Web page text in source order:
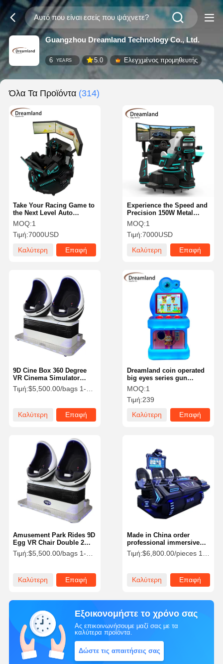
Guangzhou Dreamland Technology Co., Ltd.
6 YEARS 5.0 Ελεγχμένος προμηθευτής
Όλα Τα Προϊόντα (314)
Take Your Racing Game to
the Next Level Auto
Racing Simulator 200kg
32*3 Inch Screen Display
MOQ:1
Τιμή:7000USD
Καλύτερη
Επαφή
Experience the Speed and
Precision 150W Metal
Vehicle Racing Simulator
MOQ:1
Τιμή:7000USD
Καλύτερη
Επαφή
9D Cine Box 360 Degree
VR Cinema Simulator
Including 200 Free VR
Movies
Τιμή:$5,500.00/bags 1-4 bags
Καλύτερη
Επαφή
Dreamland coin operated
big eyes series gun
shooting games children
car game machine for
sales
MOQ:1
Τιμή:239
Καλύτερη
Επαφή
Amusement Park Rides 9D
Egg VR Chair Double 2
Players Virtual Reality
Cinema Simulator
Τιμή:$5,500.00/bags 1-4 bags
Καλύτερη
Επαφή
Made in China order
professional immersive
virtual reality 9D VR 4 seat
cinema dynamic sports
Τιμή:$6,800.00/pieces 1-2 pieces
Καλύτερη
Επαφή
Εξοικονομήστε το χρόνο σας
Ας επικοινωνήσουμε μαζί σας με τα
καλύτερα προϊόντα.
Δώστε τις απαιτήσεις σας